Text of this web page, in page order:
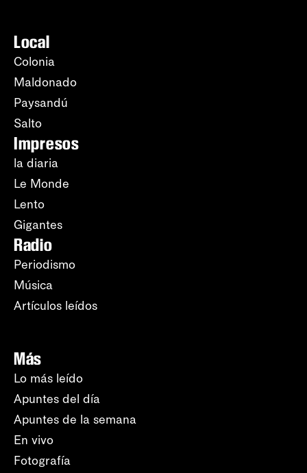
Local
Colonia
Maldonado
Paysandú
Salto
Impresos
la diaria
Le Monde
Lento
Gigantes
Radio
Periodismo
Música
Artículos leídos
Más
Lo más leído
Apuntes del día
Apuntes de la semana
En vivo
Fotografía